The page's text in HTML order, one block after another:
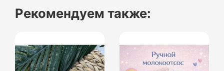
Рекомендуем также: